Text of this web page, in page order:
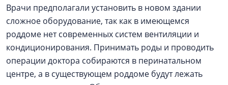
Врачи предполагали установить в новом здании
сложное оборудование, так как в имеющемся
роддоме нет современных систем вентиляции и
кондиционирования. Принимать роды и проводить
операции доктора собираются в перинатальном
центре, а в существующем роддоме будут лежать